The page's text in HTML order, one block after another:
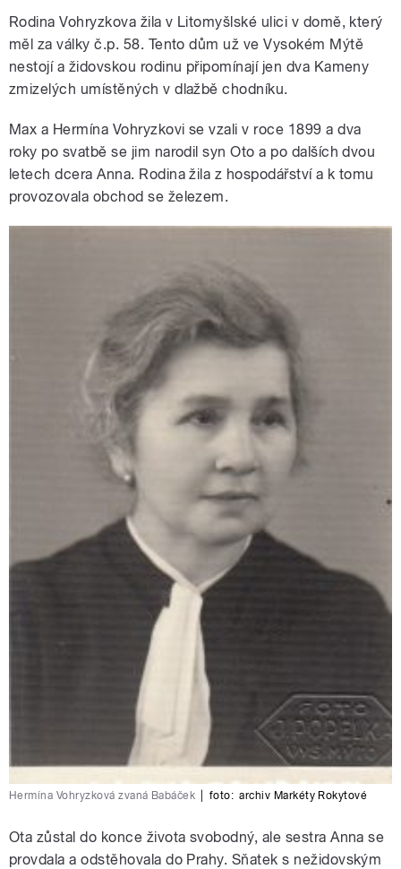
Rodina Vohryzkova žila v Litomyšlské ulici v domě, který
měl za války č.p. 58. Tento dům už ve Vysokém Mýtě
nestojí a židovskou rodinu připomínají jen dva Kameny
zmizelých umístěných v dlažbě chodníku.
Max a Hermína Vohryzkovi se vzali v roce 1899 a dva
roky po svatbě se jim narodil syn Oto a po dalších dvou
letech dcera Anna. Rodina žila z hospodářství a k tomu
provozovala obchodse železem.
Hermína Vohryzková zvaná Babáček foto: archiv Markéty Rokytové
Ota zůstal do konce života svobodný, ale sestra Anna se
provdala a odstěhovala do Prahy. Sňatek s nežidovským